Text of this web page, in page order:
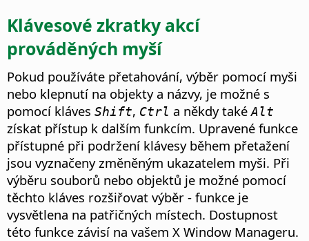
Klávesové zkratky akcí
prováděných myší
Pokud používáte přetahování, výběr pomocí myši
nebo klepnutí na objekty a názvy, je možné s
pomocí kláves Shift, Ctrl a někdy takéAlt
získat přístup k dalším funkcím. Upravené funkce
přístupné při podržení klávesy během přetažení
jsou vyznačeny změněným ukazatelem myši. Při
výběru souborů nebo objektů je možné pomocí
těchto kláves rozšiřovat výběr - funkce je
vysvětlena na patřičných místech. Dostupnost
této funkce závisí na vašem X Window Manageru.